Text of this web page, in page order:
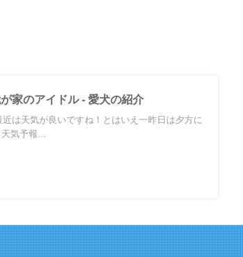
家のアイドル - 愛犬の紹介
は天気が良いですね！とはいえ一昨日は夕方に
気予報...